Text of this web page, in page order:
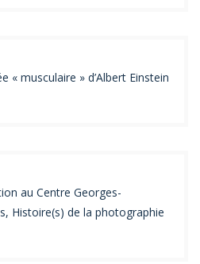
« musculaire » d’Albert Einstein
au Centre Georges-
Histoire(s) de la photographie